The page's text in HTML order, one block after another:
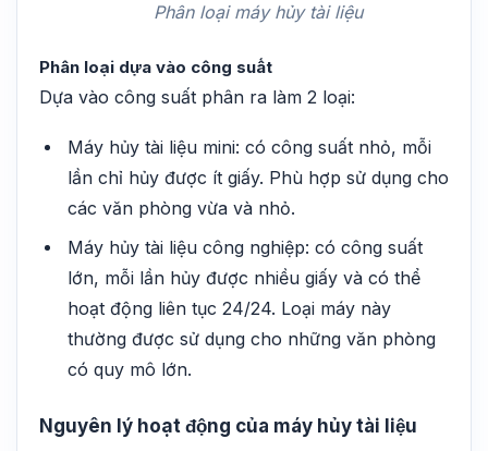
Phân loại máy hủy tài liệu
Phân loại dựa vào công suất
Dựa vào công suất phân ra làm 2 loại:
Máy hủy tài liệu mini: có công suất nhỏ, mỗi
lần chỉ hủy được ít giấy. Phù hợp sử dụng cho
các văn phòng vừa và nhỏ.
Máy hủy tài liệu công nghiệp: có công suất
lớn, mỗi lần hủy được nhiều giấy và có thể
hoạt động liên tục 24/24. Loại máy này
thường được sử dụng cho những văn phòng
có quy mô lớn.
Nguyên lý hoạt động của máy hủy tài liệu